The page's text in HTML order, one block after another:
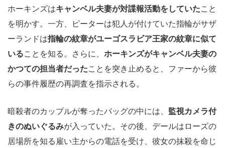
ホーキンズはキャンベル夫妻が対諜報活動をしていたこと
を明かす。一方、ピーターは犯人が付けていた指輪がサザ
ーランドは指輪の紋章がユーゴスラビア王家の紋章に似て
いることを知る。さらに、 ホーキンズがキャンベル夫妻の
かつての担当者だったことを突き止めると、ファーから彼
らの事件履歴の再調査を指示される。
暗殺者のカップルが奪ったバッグの中には、 監視カメラ付
きのぬいぐるみが入っていた。その後、デールはローズの
居場所を知る雇い主からの電話を受け、彼女の抹殺を命じ